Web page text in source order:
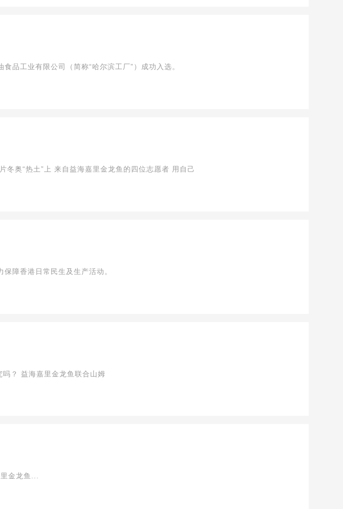
品工业有限公司（简称“哈尔滨工厂”）成功入选。
当春节遇到冬奥 注定是难忘 随着农历新年的到来 北京冬奥也拉开了冰雪之约的帷幕 在这片冬奥“热土”上 来自益海嘉里金龙鱼的四位志愿者 用自己
“饭者，百味之本” 餐桌上的白米饭 似乎显得再平常不过 但你知道一粒米 能有多精细讲究吗？ 益海嘉里金龙鱼联合山姆
面 搭配大块牛肉 三晋豪迈风情跃然眼前 益海嘉里金龙鱼...